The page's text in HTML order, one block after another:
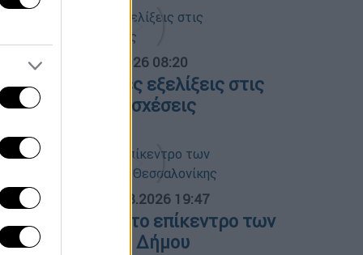
Ελλάδος... 06.08.2026 08:20
οι τελευταίες εξελίξεις στις
σχέσεις
06.08.2026 19:47
και Τούμπα στο επίκεντρο των
του Δήμου